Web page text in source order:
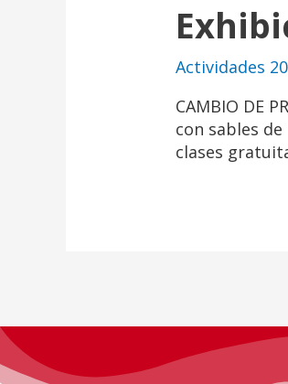
Actividades
CAMBIO DE
con sables
clases